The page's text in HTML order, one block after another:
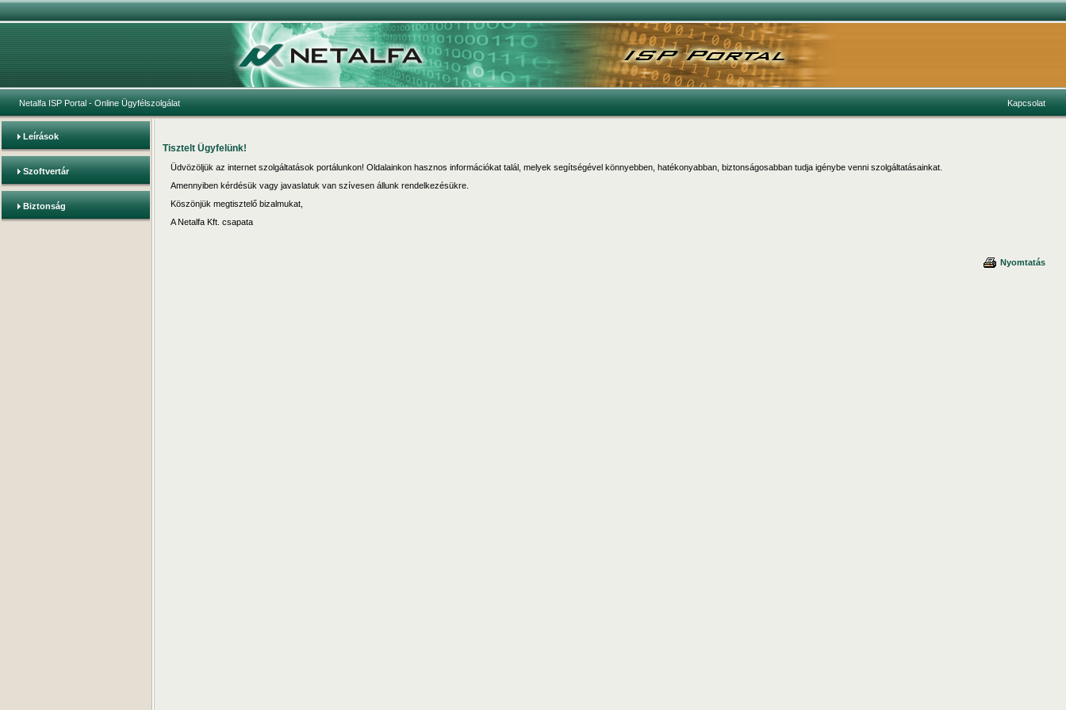
Netalfa ISP Portal - Online Ügyfélszolgálat Kapcsolat
Leírások
Szoftvertár
Biztonság
Tisztelt Ügyfelünk!
Üdvözöljük az internet szolgáltatások portálunkon! Oldalainkon hasznos információkat talál, melyek segítségével könnyebben, hatékonyabban, biztonságosabban tudja igénybe venni szolgáltatásainkat.
Amennyiben kérdésük vagy javaslatuk van szívesen állunk rendelkezésükre.
Köszönjük megtisztelő bizalmukat,
A Netalfa Kft. csapata
Nyomtatás